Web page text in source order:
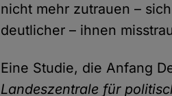
nicht mehr zutrauen –
deutlicher – ihnen
Eine Studie, die Anfang
Landeszentrale für